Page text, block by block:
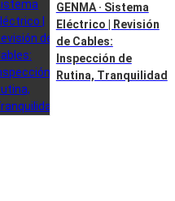
GENMA · Sistema
Eléctrico | Revisión
de Cables:
Inspección de
Rutina, Tranquilidad